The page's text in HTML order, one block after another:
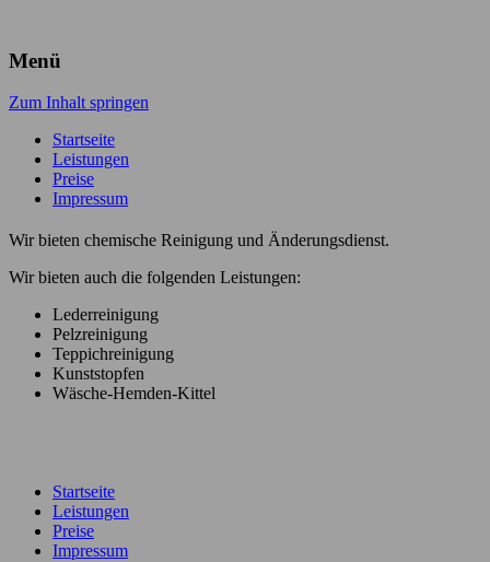
Menü
Zum Inhalt springen
Startseite
Leistungen
Preise
Impressum
Wir bieten chemische Reinigung und Änderungsdienst.
Wir bieten auch die folgenden Leistungen:
Lederreinigung
Pelzreinigung
Teppichreinigung
Kunststopfen
Wäsche-Hemden-Kittel
Startseite
Leistungen
Preise
Impressum